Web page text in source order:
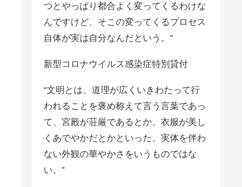
つとやっぱり都合よく変ってくるわけな
んですけど、そこの変ってくるプロセス
自体が実は自分なんだという。”
新型コロナウイルス感染症特別貸付
“文明とは、道理が広くいきわたって行
われることを褒め称えて言う言葉であっ
て、宮殿が荘厳であるとか、衣服が美し
くあでやかだとかといった、実体を伴わ
ない外観の華やかさをいうものではな
い。”